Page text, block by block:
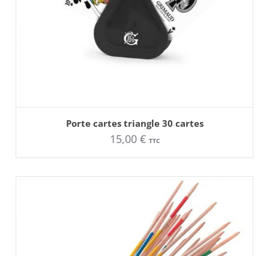
Porte cartes triangle 30 cartes
15,00 € TTC